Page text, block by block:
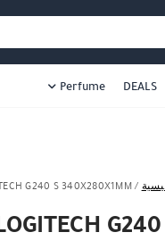
؟
DEALS
Perfume
/
G240 S 340X280X1MM